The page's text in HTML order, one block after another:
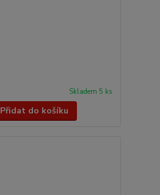
Skladem 5 ks
Přidat do košíku